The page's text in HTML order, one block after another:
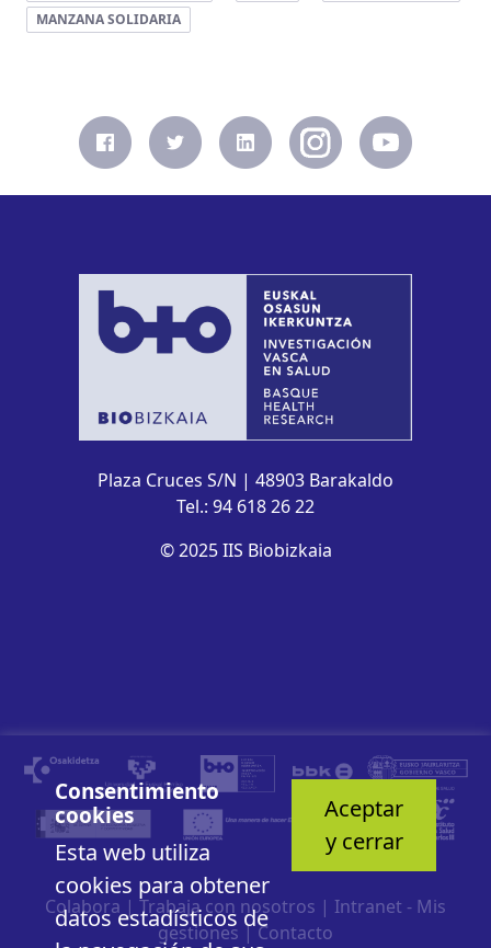
MANZANA SOLIDARIA
Plaza Cruces S/N | 48903 Barakaldo
Tel.: 94 618 26 22
© 2025 IIS Biobizkaia
Consentimiento
cookies
Esta web utiliza
cookies para obtener
datos estadísticos de
Aceptar
y cerrar
Colabora | Trabaja con nosotros | Intranet - Mis
gestiones |Contacto